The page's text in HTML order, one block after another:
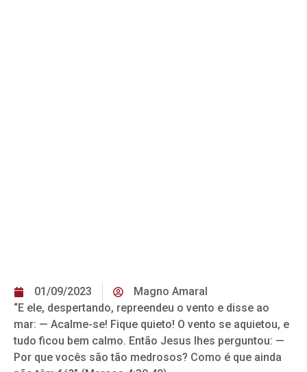
01/09/2023
Magno Amaral
“E ele, despertando, repreendeu o vento e disse ao
mar: — Acalme-se! Fique quieto! O vento se aquietou, e
tudo ficou bem calmo. Então Jesus lhes perguntou: —
Por que vocês são tão medrosos? Como é que ainda